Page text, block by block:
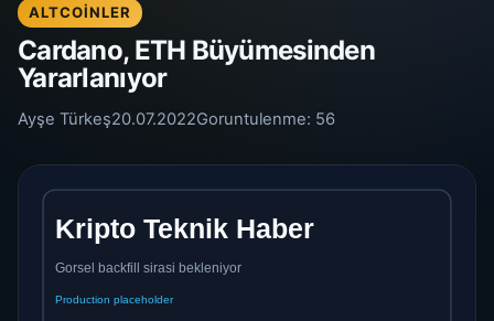
ALTCOINLER
Cardano, ETH Büyümesinden
Yararlanıyor
Ayşe Türkeş20.07.2022Goruntulenme: 56